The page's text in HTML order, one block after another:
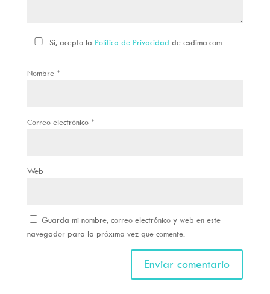
Si, acepto la Política de Privacidad de esdima.com
Nombre *
Correo electrónico *
Web
Guarda mi nombre, correo electrónico y web en este
navegador para la próxima vez que comente.